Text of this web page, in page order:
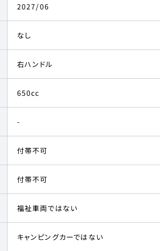
2027/06
なし
右ハンドル
650cc
-
付帯不可
付帯不可
福祉車両ではない
キャンピングカーではない